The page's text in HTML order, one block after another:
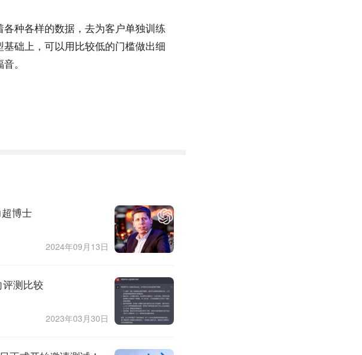
种各样的数据，去为客户单独训练
础上，可以用比较低的门槛做出细
。
博士
2024年09月13日
评测比较
2023年03月30日